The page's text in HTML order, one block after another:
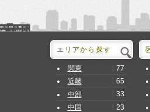
エリアから探す
関東
77
近畿
65
中部
33
中国
23